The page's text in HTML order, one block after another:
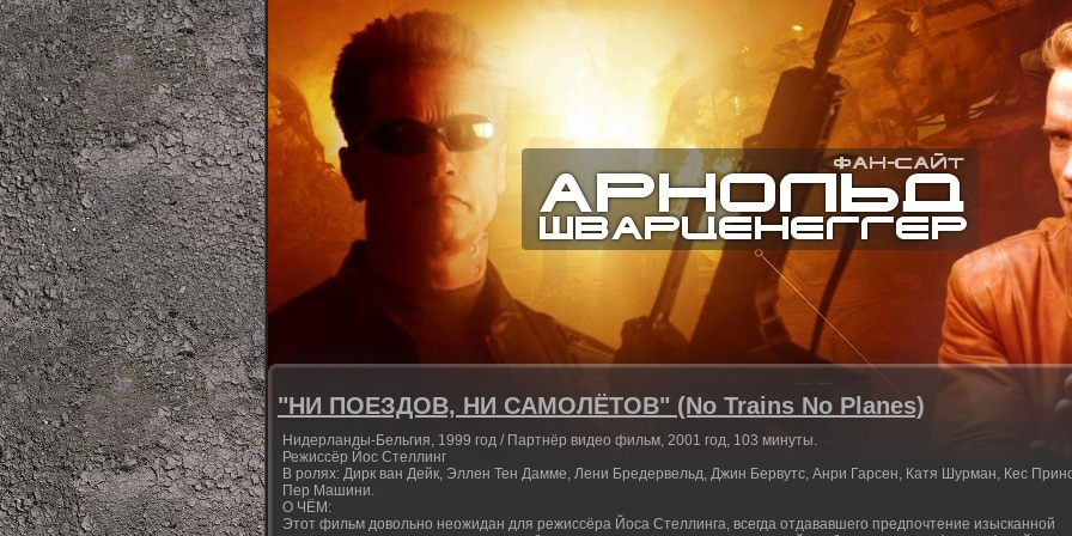
"НИ ПОЕЗДОВ, НИ САМОЛЁТОВ" (No Trains No Planes)
Нидерланды-Бельгия, 1999 год / Партнёр видео фильм, 2001 год, 103 минуты.
Режиссёр Йос Стеллинг
В ролях: Дирк ван Дейк, Эллен Тен Дамме, Лени Бредервельд, Джин Бервутс, Анри Гарсен, Катя Шурман, Кес
Пер Машини.
О ЧЁМ:
Этот фильм довольно неожидан для режиссёра Йоса Стеллинга, всегда отдававшего предпочтение изысканной